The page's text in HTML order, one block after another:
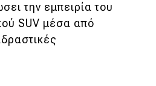
την εμπειρία του
SUV μέσα από